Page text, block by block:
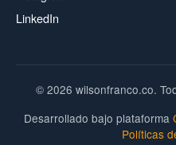
LinkedIn
© 2026 wilsonfranco.co.
Desarrollado bajo plataforma
Políticas